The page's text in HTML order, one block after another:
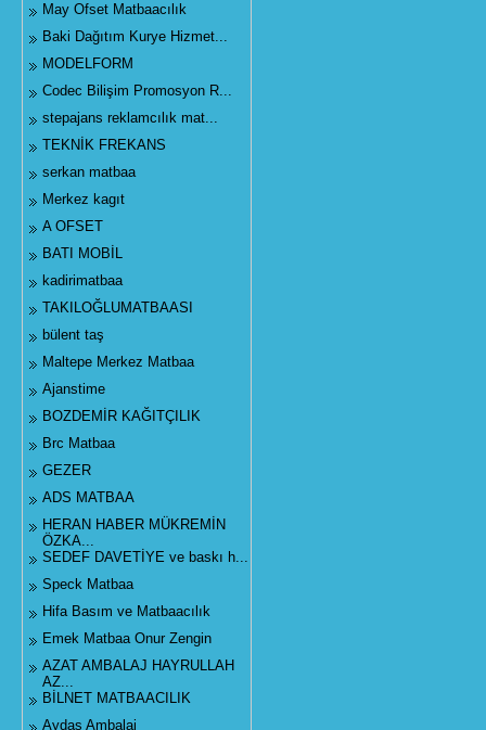
May Ofset Matbaacılık
Baki Dağıtım Kurye Hizmet...
MODELFORM
Codec Bilişim Promosyon R...
stepajans reklamcılık mat...
TEKNİK FREKANS
serkan matbaa
Merkez kagıt
A OFSET
BATI MOBİL
kadirimatbaa
TAKILOĞLUMATBAASI
bülent taş
Maltepe Merkez Matbaa
Ajanstime
BOZDEMİR KAĞITÇILIK
Brc Matbaa
GEZER
ADS MATBAA
HERAN HABER MÜKREMİN
ÖZKA...
SEDEF DAVETİYE ve baskı h...
Speck Matbaa
Hifa Basım ve Matbaacılık
Emek Matbaa Onur Zengin
AZAT AMBALAJ HAYRULLAH
AZ...
BİLNET MATBAACILIK
Aydaş Ambalaj